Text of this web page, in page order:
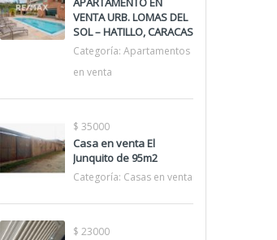
VENTA URB. LOMAS DEL
SOL – HATILLO, CARACAS
Categoría: Apartamentos
en venta
$ 35000
Casa en venta El
Junquito de 95m2
Categoría: Casas en venta
$ 23000